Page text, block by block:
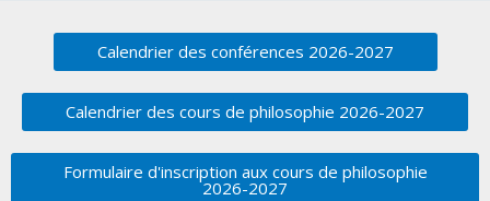
Calendrier des conférences 2026-2027
Calendrier des cours de philosophie 2026-2027
Formulaire d'inscription aux cours de philosophie
2026-2027